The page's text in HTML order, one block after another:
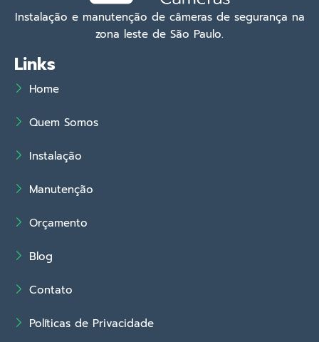
Instalação e manutenção de câmeras de segurança na
zona leste de São Paulo.
Links
Home
Quem Somos
Instalação
Manutenção
Orçamento
Blog
Contato
Políticas de Privacidade